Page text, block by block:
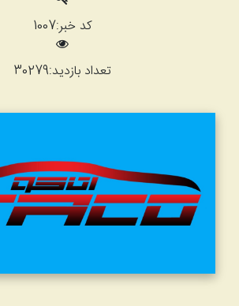
کد خبر:1007
تعداد بازدید:30279